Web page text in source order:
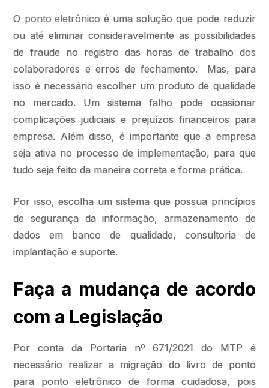
O ponto eletrônicoé uma solução que pode reduzir
ou até eliminar consideravelmente as possibilidades
de fraude no registro das horas de trabalho dos
colaboradores e erros de fechamento. Mas, para
isso é necessário escolher um produto de qualidade
no mercado. Um sistema falho pode ocasionar
complicações judiciais e prejuízos financeiros para
empresa. Além disso, é importante que a empresa
seja ativa no processo de implementação, para que
tudo seja feito da maneira correta e forma prática.
Por isso, escolha um sistema que possua princípios
de segurança da informação, armazenamento de
dados em banco de qualidade, consultoria de
implantação e suporte.
Faça a mudança de acordo
com a Legislação
Por conta da Portaria nº 671/2021 do MTP é
necessário realizar a migração do livro de ponto
para ponto eletrônico de forma cuidadosa, pois